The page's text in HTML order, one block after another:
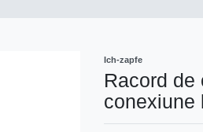
Ich-zapfe
Racord de
conexiune